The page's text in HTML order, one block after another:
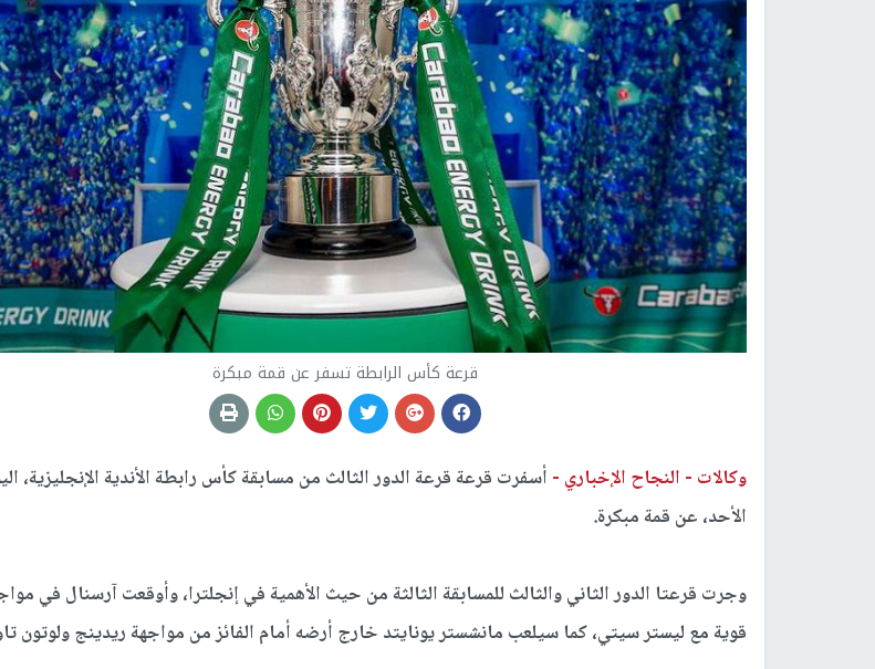
قرعة كأس الرابطة تسفر عن قمة مبكرة
وكالات - النجاح الإخباري - أسفرت قرعة قرعة الدور الثالث من مسابقة كأس رابطة الأندية الإنجليزية،
الأحد، عن قمة مبكرة.
وجرت قرعتا الدور الثاني والثالث للمسابقة الثالثة من حيث الأهمية في إنجلترا، وأوقعت آرسنال في
قوية مع ليستر سيتي، كما سيلعب مانشستر يونايتد خارج أرضه أمام الفائز من مواجهة ريدينج ولوتون